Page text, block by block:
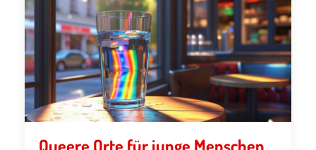
Queere Orte für junge Menschen